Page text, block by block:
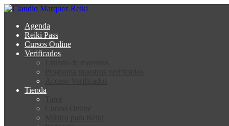
Agenda
Reiki Pass
Cursos Online
Verificados
Tienda